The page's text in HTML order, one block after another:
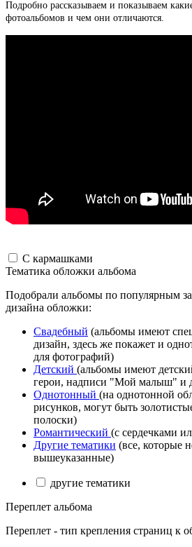
Подробно рассказываем и показываем
фотоальбомов и чем они отличаются.
С кармашками
Тематика обложки альбома
Подобрали альбомы по популярным
дизайна обложки:
Свадебный (альбомы имеют
дизайн, здесь же покажет и
для фотографий)
Детский (альбомы имеют
герои, надписи "Мой малыш" и
Однотонный (на однотонной
рисунков, могут быть
полоски)
Романтический (с сердечками
Другие тематики (все, которые
вышеуказанные)
другие тематики
Переплет альбома
Переплет - тип крепления страниц к